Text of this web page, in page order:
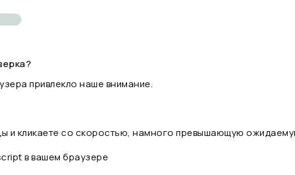
привлекло наше внимание.
и кликаете со скоростью, намного превышающую
в вашем браузере